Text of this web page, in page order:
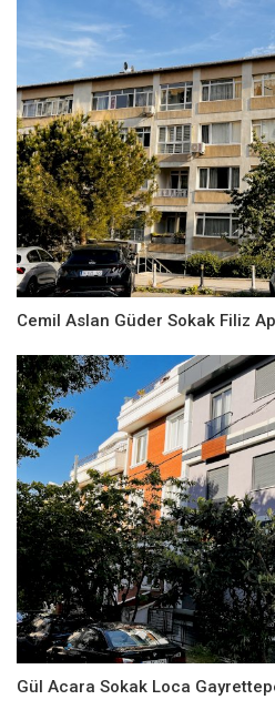
Cemil Aslan Güder Sokak Filiz
Gül Acara Sokak Loca